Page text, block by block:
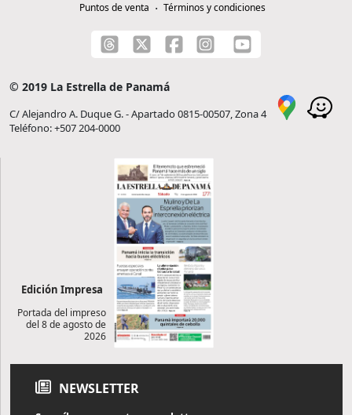
Puntos de venta
Términos y condiciones
© 2019 La Estrella de Panamá
C/ Alejandro A. Duque G. - Apartado 0815-00507, Zona 4
Teléfono: +507 204-0000
Edición Impresa
Portada del impreso
del 8 de agosto de
2026
NEWSLETTER